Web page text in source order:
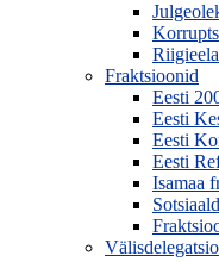
Fraktsioonid
Eesti
Eesti
Eesti
Eesti
Isamaa